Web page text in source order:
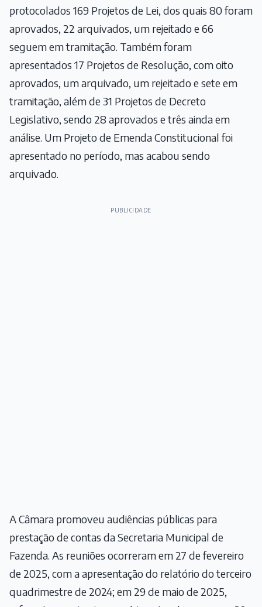
protocolados 169 Projetos de Lei, dos quais 80 foram
aprovados, 22 arquivados, um rejeitado e 66
seguem em tramitação. Também foram
apresentados 17 Projetos de Resolução, com oito
aprovados, um arquivado, um rejeitado e sete em
tramitação, além de 31 Projetos de Decreto
Legislativo, sendo 28 aprovados e três ainda em
análise. Um Projeto de Emenda Constitucional foi
apresentado no período, mas acabou sendo
arquivado.
PUBLICIDADE
A Câmara promoveu audiências públicas para
prestação de contas da Secretaria Municipal de
Fazenda. As reuniões ocorreram em 27 de fevereiro
de 2025, com a apresentação do relatório do terceiro
quadrimestre de 2024; em 29 de maio de 2025,